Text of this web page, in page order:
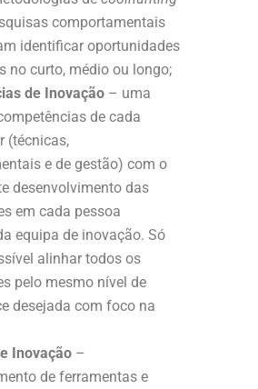
comportamentais
identificar oportunidades
no curto, médio ou longo;
de Inovação – uma
de cada
(técnicas,
e de gestão) com o
desenvolvimento das
em cada pessoa
equipa de inovação. Só
alinhar todos os
pelo mesmo nível de
desejada com foco na
Inovação –
de ferramentas e